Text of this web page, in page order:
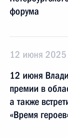
форума
12 июня 2025
12 июня
премии в
а также
«Время